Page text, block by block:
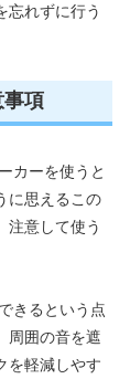
忘れずに行う
項
カーを使うと
に思えるこの
注意して使う
きるという点
周囲の音を遮
を軽減しやす